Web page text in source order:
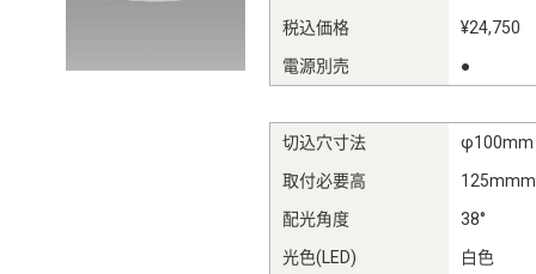
税込価格
¥24,750
電源別売
●
切込穴寸法
φ100mm
取付必要高
配光角度
38°
光色(LED)
白色